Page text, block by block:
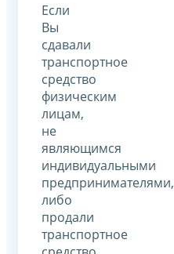
Если
Вы
сдавали
транспортное
средство
физическим
лицам,
не
являющимся
индивидуальными
предпринимателями,
либо
продали
транспортное